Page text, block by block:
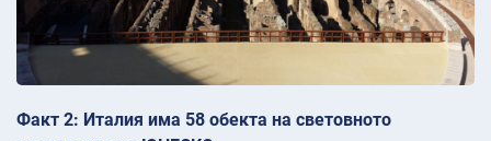
Факт 2: Италия има 58 обекта на световното